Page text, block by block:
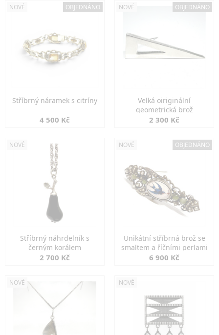
NOVÉ OBJEDNÁNO
Stříbrný náramek s citríny
4 500 Kč
NOVÉ OBJEDNÁNO
Velká oiriginální
geometrická brož
2 300 Kč
NOVÉ
Stříbrný náhrdelník s
černým korálem
2 700 Kč
NOVÉ OBJEDNÁNO
Unikátní stříbrná brož se
smaltem a říčními perlami
6 900 Kč
NOVÉ NOVÉ